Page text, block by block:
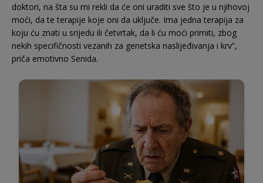
doktori, na šta su mi rekli da će oni uraditi sve što je u njihovoj
moći, da te terapije koje oni da uključe. Ima jedna terapija za
koju ću znati u srijedu ili četvrtak, da li ću moći primiti, zbog
nekih specifičnosti vezanih za genetska naslijeđivanja i krv”,
priča emotivno Senida.